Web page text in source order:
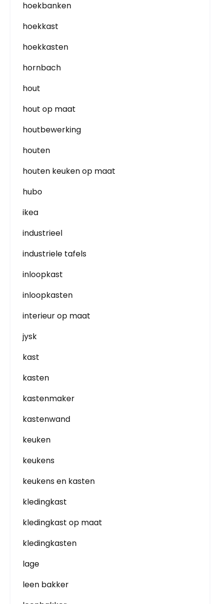
hoekbanken
hoekkast
hoekkasten
hornbach
hout
hout op maat
houtbewerking
houten
houten keuken op maat
hubo
ikea
industrieel
industriele tafels
inloopkast
inloopkasten
interieur op maat
jysk
kast
kasten
kastenmaker
kastenwand
keuken
keukens
keukens en kasten
kledingkast
kledingkast op maat
kledingkasten
lage
leen bakker